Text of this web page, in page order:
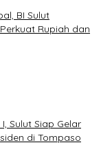
BI Sulut
Rupiah dan
Sulut Siap Gelar
di Tompaso